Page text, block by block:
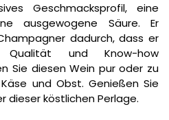
Geschmacksprofil, eine
ausgewogene Säure. Er
dadurch, dass er
Qualität und Know-how
Sie diesen Wein pur oder zu
und Obst. Genießen Sie
dieser köstlichen Perlage.